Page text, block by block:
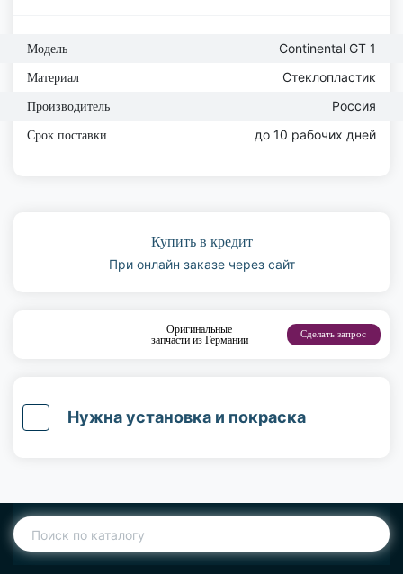
Модель Continental GT 1
Материал Стеклопластик
Производитель Россия
Срок поставки до 10 рабочих дней
Купить в кредит
При онлайн заказе через сайт
Оригинальные
запчасти из Германии
Сделать запрос
Нужна установка и покраска